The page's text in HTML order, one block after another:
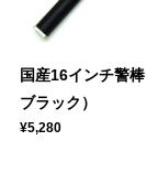
国産16インチ警
ブラック）
¥5,280